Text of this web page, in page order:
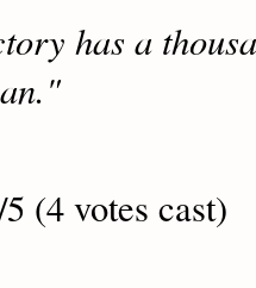
has a
(4 votes cast)